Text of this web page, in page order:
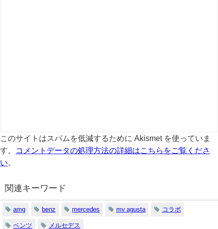
このサイトはスパムを低減するために Akismet を使っていま
す。
コメントデータの処理方法の詳細はこちらをご覧くださ
い。
関連キーワード
amg benz mercedes mv agusta コラボ
ベンツ メルセデス